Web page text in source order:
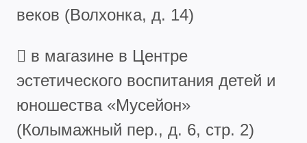
веков (Волхонка, д. 14)
 в магазине в Центре
эстетического воспитания детей и
юношества «Мусейон»
(Колымажный пер., д. 6, стр. 2)